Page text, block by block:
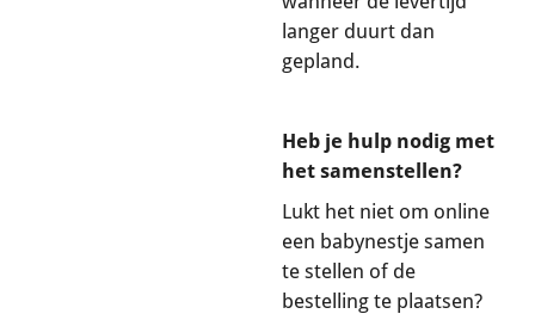
langer duurt dan
gepland.
Heb je hulp nodig met
het samenstellen?
Lukt het niet om online
een babynestje samen
te stellen of de
bestelling te plaatsen?